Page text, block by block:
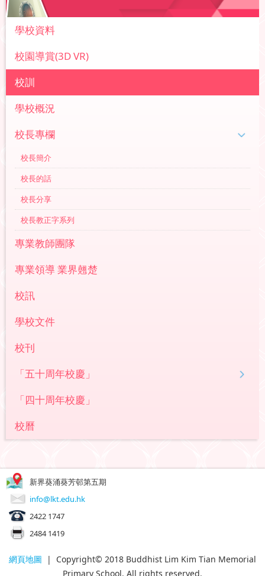
學校資料
校園導賞(3D VR)
校訓
學校概況
校長專欄
校長簡介
校長的話
校長分享
校長教正字系列
專業教師團隊
專業領導 業界翹楚
校訊
學校文件
校刊
「五十周年校慶」
「四十周年校慶」
校曆
新界葵涌葵芳邨第五期
info@lkt.edu.hk
2422 1747
2484 1419
網頁地圖 | Copyright© 2018 Buddhist Lim Kim Tian Memorial
Primary School. All rights reserved.